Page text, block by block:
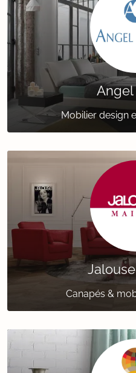
Angel
Mobilier design
Canapés &